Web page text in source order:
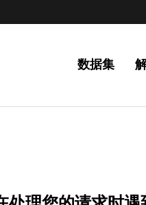
数据集